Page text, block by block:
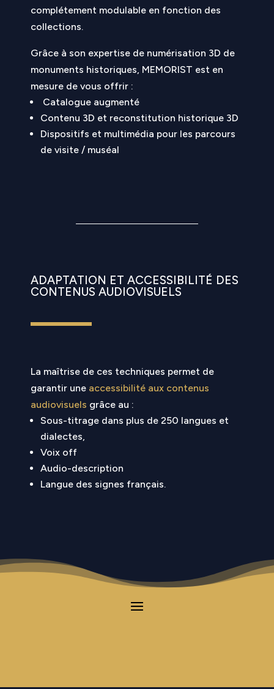
complétement modulable en fonction des
collections.
Grâce à son expertise de numérisation 3D de
monuments historiques, MEMORIST est en
mesure de vous offrir :
Catalogue augmenté
Contenu 3D et reconstitution historique 3D
Dispositifs et multimédia pour les parcours
de visite / muséal
ADAPTATION ET ACCESSIBILITÉ DES
CONTENUS AUDIOVISUELS
La maîtrise de ces techniques permet de
garantir une accessibilité aux contenus
audiovisuels grâce au :
Sous-titrage dans plus de 250 langues et
dialectes,
Voix off
Audio-description
Langue des signes français.